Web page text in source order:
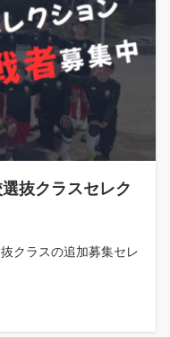
抜クラスセレク
クラスの追加募集セレ